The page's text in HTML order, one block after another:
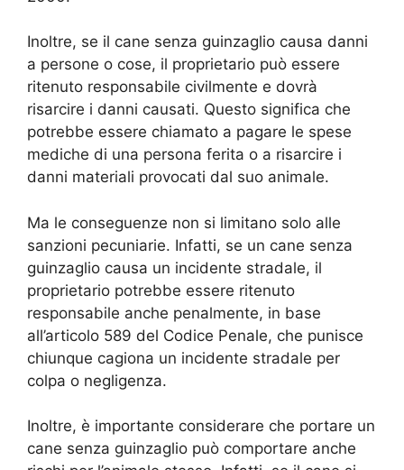
Inoltre, se il cane senza guinzaglio causa danni
a persone o cose, il proprietario può essere
ritenuto responsabile civilmente e dovrà
risarcire i danni causati. Questo significa che
potrebbe essere chiamato a pagare le spese
mediche di una persona ferita o a risarcire i
danni materiali provocati dal suo animale.
Ma le conseguenze non si limitano solo alle
sanzioni pecuniarie. Infatti, se un cane senza
guinzaglio causa un incidente stradale, il
proprietario potrebbe essere ritenuto
responsabile anche penalmente, in base
all’articolo 589 del Codice Penale, che punisce
chiunque cagiona un incidente stradale per
colpa o negligenza.
Inoltre, è importante considerare che portare un
cane senza guinzaglio può comportare anche